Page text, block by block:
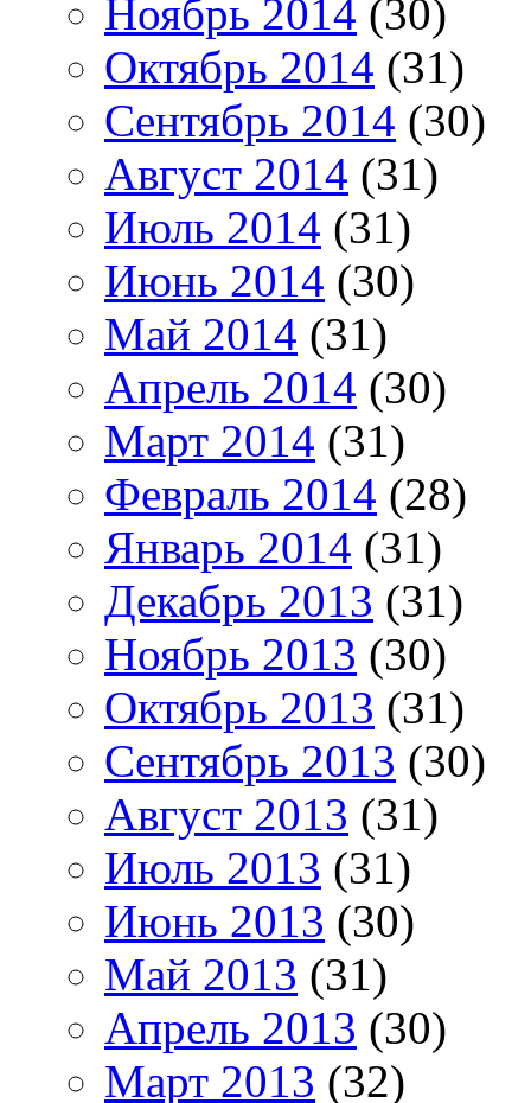
Ноябрь 2014 (30)
Октябрь 2014 (31)
Сентябрь 2014 (30)
Август 2014 (31)
Июль 2014 (31)
Июнь 2014 (30)
Май 2014 (31)
Апрель 2014 (30)
Март 2014 (31)
Февраль 2014 (28)
Январь 2014 (31)
Декабрь 2013 (31)
Ноябрь 2013 (30)
Октябрь 2013 (31)
Сентябрь 2013 (30)
Август 2013 (31)
Июль 2013 (31)
Июнь 2013 (30)
Май 2013 (31)
Апрель 2013 (30)
Март 2013 (32)